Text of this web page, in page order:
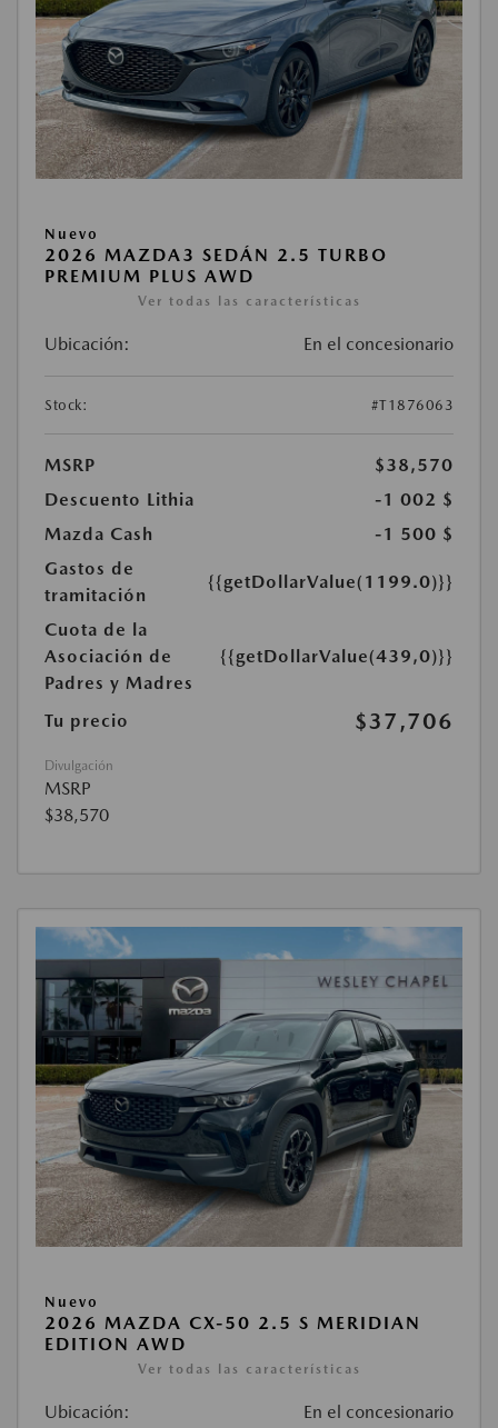
Nuevo
2026 MAZDA3 SEDÁN 2.5 TURBO
PREMIUM PLUS AWD
Ver todas las características
Ubicación: En el concesionario
Stock: #T1876063
MSRP
$38,570
Descuento Lithia
-1 002 $
Mazda Cash
-1 500 $
Gastos de
tramitación
{{getDollarValue(1199.0)}}
Cuota de la
Asociación de
Padres y Madres
{{getDollarValue(439,0)}}
Tu precio $37,706
Divulgación
MSRP
$38,570
Nuevo
2026 MAZDA CX-50 2.5 S MERIDIAN
EDITION AWD
Ver todas las características
Ubicación: En el concesionario